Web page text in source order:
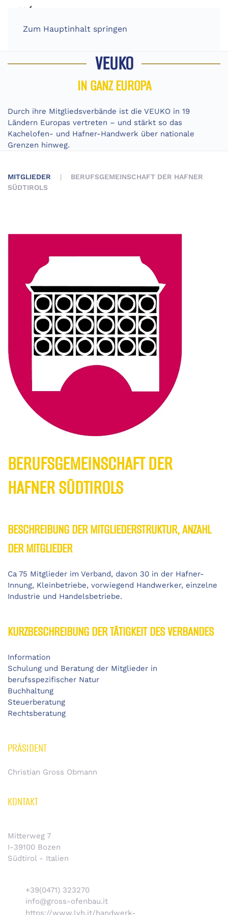
Zum Hauptinhalt springen
VEUKO
IN GANZ EUROPA
Durch ihre Mitgliedsverbände ist die VEUKO in 19
Ländern Europas vertreten – und stärkt so das
Kachelofen- und Hafner-Handwerk über nationale
Grenzen hinweg.
MITGLIEDER
BERUFSGEMEINSCHAFT DER HAFNER
SÜDTIROLS
BERUFSGEMEINSCHAFT DER
HAFNER SÜDTIROLS
BESCHREIBUNG DER MITGLIEDERSTRUKTUR, ANZAHL
DER MITGLIEDER
Ca 75 Mitglieder im Verband, davon 30 in der Hafner-
Innung, Kleinbetriebe, vorwiegend Handwerker, einzelne
Industrie und Handelsbetriebe.
KURZBESCHREIBUNG DER TÄTIGKEIT DES VERBANDES
Information
Schulung und Beratung der Mitglieder in
berufsspezifischer Natur
Buchhaltung
Steuerberatung
Rechtsberatung
PRÄSIDENT
Christian Gross Obmann
KONTAKT
Mitterweg 7
I-39100 Bozen
Südtirol - Italien
+39(0471) 323270
info@gross-ofenbau.it
https://www.lvh.it/handwerk-